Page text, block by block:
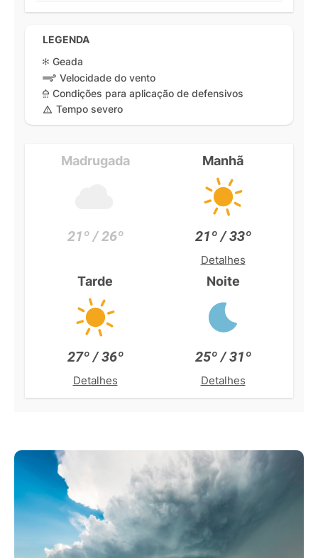
LEGENDA
Geada
Velocidade do vento
Condições para aplicação de defensivos
Tempo severo
Madrugada
21º / 26º
Manhã
21º / 33º
Detalhes
Tarde
27º / 36º
Detalhes
Noite
25º / 31º
Detalhes